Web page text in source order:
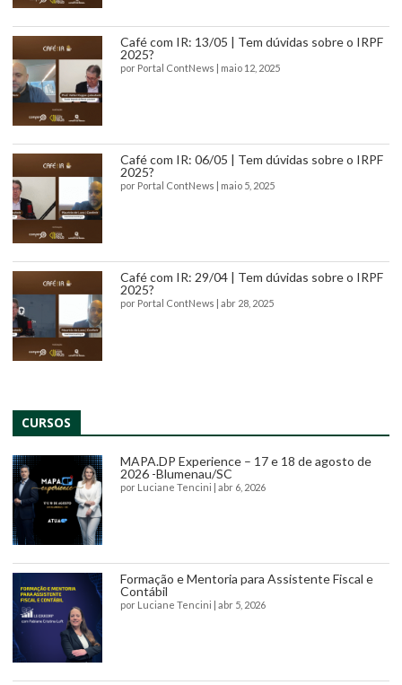
Café com IR: 13/05 | Tem dúvidas sobre o IRPF
2025?
por Portal ContNews | maio 12, 2025
Café com IR: 06/05 | Tem dúvidas sobre o IRPF
2025?
por Portal ContNews | maio 5, 2025
Café com IR: 29/04 | Tem dúvidas sobre o IRPF
2025?
por Portal ContNews | abr 28, 2025
CURSOS
MAPA.DP Experience – 17 e 18 de agosto de
2026 -Blumenau/SC
por Luciane Tencini | abr 6, 2026
Formação e Mentoria para Assistente Fiscal e
Contábil
por Luciane Tencini | abr 5, 2026